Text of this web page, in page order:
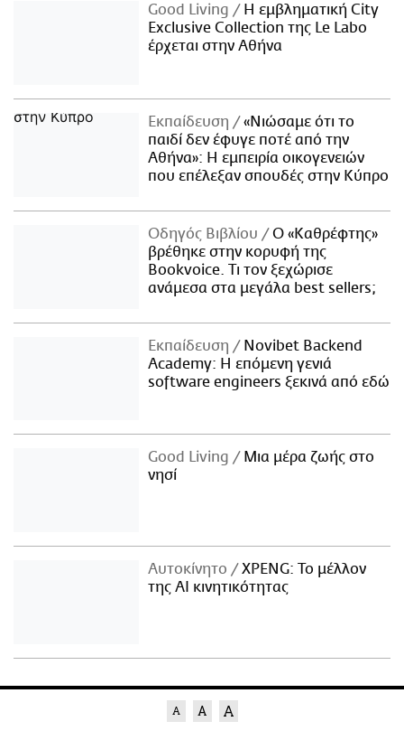
Good Living
Η εμβληματική City
Exclusive Collection της Le Labo
έρχεται στην Αθήνα
Εκπαίδευση
«Νιώσαμε ότι το
παιδί δεν έφυγε ποτέ από την
Αθήνα»: Η εμπειρία οικογενειών
που επέλεξαν σπουδές στην Κύπρο
Οδηγός Βιβλίου
Ο «Καθρέφτης»
βρέθηκε στην κορυφή της
Bookvoice. Τι τον ξεχώρισε
ανάμεσα στα μεγάλα best sellers;
Εκπαίδευση
Novibet Backend
Academy: Η επόμενη γενιά
software engineers ξεκινά από εδώ
Good Living
Μια μέρα ζωής στο
νησί
Αυτοκίνητο
XPENG: Το μέλλον
της AI κινητικότητας